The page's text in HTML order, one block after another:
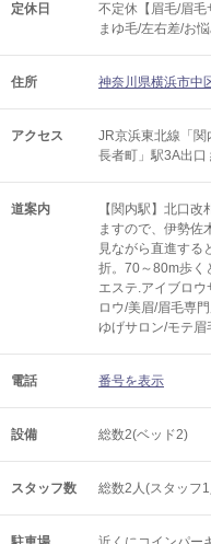
定休日
不定休【眉毛/眉毛
まゆ毛/左右差/お
住所 神奈川県横浜市
アクセス
JR京浜東北線「関
長者町」駅3A出口
道案内
【関内駅】北口
ますので、伊勢佐
見ながら直進する
折。70～80m歩く
エステ.アイブロ
ロウ/美眉/眉毛専
ゆげサロン/モテ眉
電話 番号を表示
設備 総数2(ベッド2)
スタッフ数 総数2人(スタッフ